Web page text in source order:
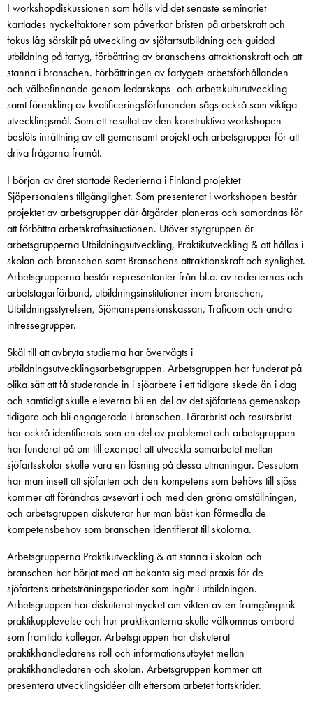
I workshopdiskussionen som hölls vid det senaste seminariet
kartlades nyckelfaktorer som påverkar bristen på arbetskraft och
fokus låg särskilt på utveckling av sjöfartsutbildning och guidad
utbildning på fartyg, förbättring av branschens attraktionskraft och att
stanna i branschen. Förbättringen av fartygets arbetsförhållanden
och välbefinnande genom ledarskaps- och arbetskulturutveckling
samt förenkling av kvalificeringsförfaranden sågs också som viktiga
utvecklingsmål. Som ett resultat av den konstruktiva workshopen
beslöts inrättning av ett gemensamt projekt och arbetsgrupper för att
driva frågorna framåt.
I början av året startade Rederierna i Finland projektet
Sjöpersonalens tillgänglighet. Som presenterat i workshopen består
projektet av arbetsgrupper där åtgärder planeras och samordnas för
att förbättra arbetskraftssituationen. Utöver styrgruppen är
arbetsgrupperna Utbildningsutveckling, Praktikutveckling & att hållas i
skolan och branschen samt Branschens attraktionskraft och synlighet.
Arbetsgrupperna består representanter från bl.a. av rederiernas och
arbetstagarförbund, utbildningsinstitutioner inom branschen,
Utbildningsstyrelsen, Sjömanspensionskassan, Traficom och andra
intressegrupper.
Skäl till att avbryta studierna har övervägts i
utbildningsutvecklingsarbetsgruppen. Arbetsgruppen har funderat på
olika sätt att få studerande in i sjöarbete i ett tidigare skede än i dag
och samtidigt skulle eleverna bli en del av det sjöfartens gemenskap
tidigare och bli engagerade i branschen. Lärarbrist och resursbrist
har också identifierats som en del av problemet och arbetsgruppen
har funderat på om till exempel att utveckla samarbetet mellan
sjöfartsskolor skulle vara en lösning på dessa utmaningar. Dessutom
har man insett att sjöfarten och den kompetens som behövs till sjöss
kommer att förändras avsevärt i och med den gröna omställningen,
och arbetsgruppen diskuterar hur man bäst kan förmedla de
kompetensbehov som branschen identifierat till skolorna.
Arbetsgrupperna Praktikutveckling & att stanna i skolan och
branschen har börjat med att bekanta sig med praxis för de
sjöfartens arbetsträningsperioder som ingår i utbildningen.
Arbetsgruppen har diskuterat mycket om vikten av en framgångsrik
praktikupplevelse och hur praktikanterna skulle välkomnas ombord
som framtida kollegor. Arbetsgruppen har diskuterat
praktikhandledarens roll och informationsutbytet mellan
praktikhandledaren och skolan. Arbetsgruppen kommer att
presentera utvecklingsidéer allt eftersom arbetet fortskrider.